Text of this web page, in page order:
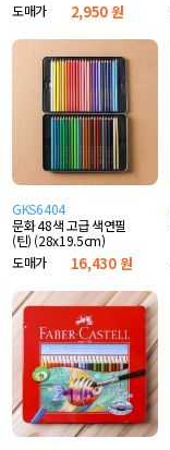
도매가
2,950 원
GKS6404
문화 48색 고급 색연필
(틴) (28x19.5cm)
도매가
16,430 원